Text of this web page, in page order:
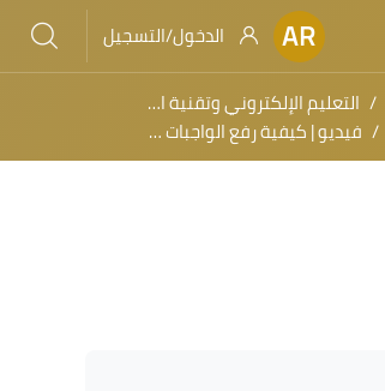
AR
الدخول/التسجيل
التعليم الإلكتروني وتقنية المعلومات
فيديو | كيفية رفع الواجبات على منصة التعلم بلاك بورد لطللبة